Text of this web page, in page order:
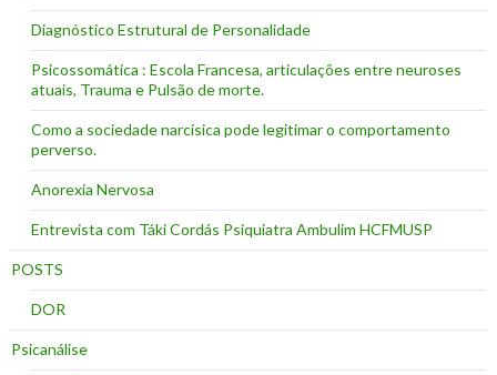
Diagnóstico Estrutural de Personalidade
Psicossomática : Escola Francesa, articulações entre neuroses
atuais, Trauma e Pulsão de morte.
Como a sociedade narcísica pode legitimar o comportamento
perverso.
Anorexia Nervosa
Entrevista com Táki Cordás Psiquiatra Ambulim HCFMUSP
POSTS
DOR
Psicanálise